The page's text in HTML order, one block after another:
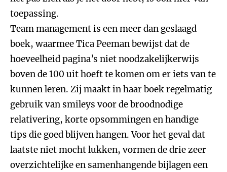
toepassing.
Team management is een meer dan geslaagd
boek, waarmee Tica Peeman bewijst dat de
hoeveelheid pagina’s niet noodzakelijkerwijs
boven de 100 uit hoeft te komen om er iets van te
kunnen leren. Zij maakt in haar boek regelmatig
gebruik van smileys voor de broodnodige
relativering, korte opsommingen en handige
tips die goed blijven hangen. Voor het geval dat
laatste niet mocht lukken, vormen de drie zeer
overzichtelijke en samenhangende bijlagen een